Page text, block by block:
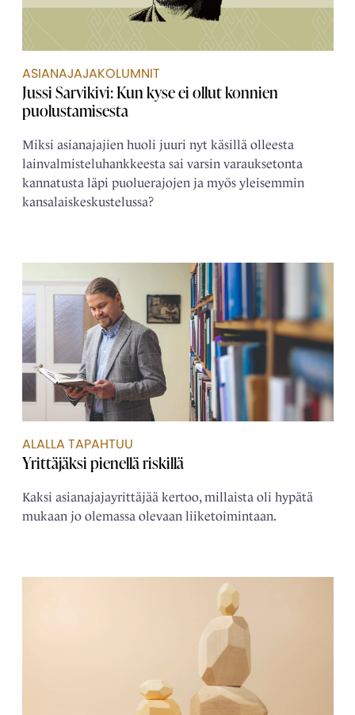
ASIANAJAJAKOLUMNIT
Jussi Sarvikivi: Kun kyse ei ollut konnien
puolustamisesta
Miksi asianajajien huoli juuri nyt käsillä olleesta
lainvalmisteluhankkeesta sai varsin varauksetonta
kannatusta läpi puoluerajojen ja myös yleisemmin
kansalaiskeskustelussa?
ALALLA TAPAHTUU
Yrittäjäksi pienellä riskillä
Kaksi asianajajayrittäjää kertoo, millaista oli hypätä
mukaan jo olemassa olevaan liiketoimintaan.